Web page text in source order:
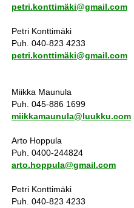
petri.konttimäki@gmail.com
Petri Konttimäki
Puh. 040-823 4233
petri.konttimäki@gmail.com
Miikka Maunula
Puh. 045-886 1699
miikkamaunula@luukku.com
Arto Hoppula
Puh. 0400-244824
arto.hoppula@gmail.com
Petri Konttimäki
Puh. 040-823 4233